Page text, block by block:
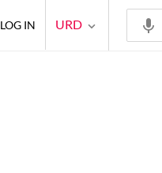
URD
LOG IN